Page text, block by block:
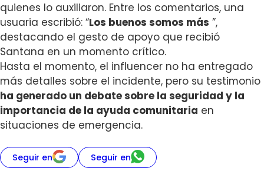
quienes lo auxiliaron. Entre los comentarios, una
usuaria escribió: “Los buenos somos más ”,
destacando el gesto de apoyo que recibió
Santana en un momento crítico.
Hasta el momento, el influencer no ha entregado
más detalles sobre el incidente, pero su testimonio
ha generado un debate sobre la seguridad y la
importancia de la ayuda comunitaria en
situaciones de emergencia.
Seguir en Seguir en